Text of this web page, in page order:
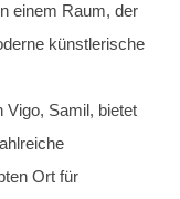
einem Raum, der
künstlerische
Vigo, Samil, bietet
Ort für